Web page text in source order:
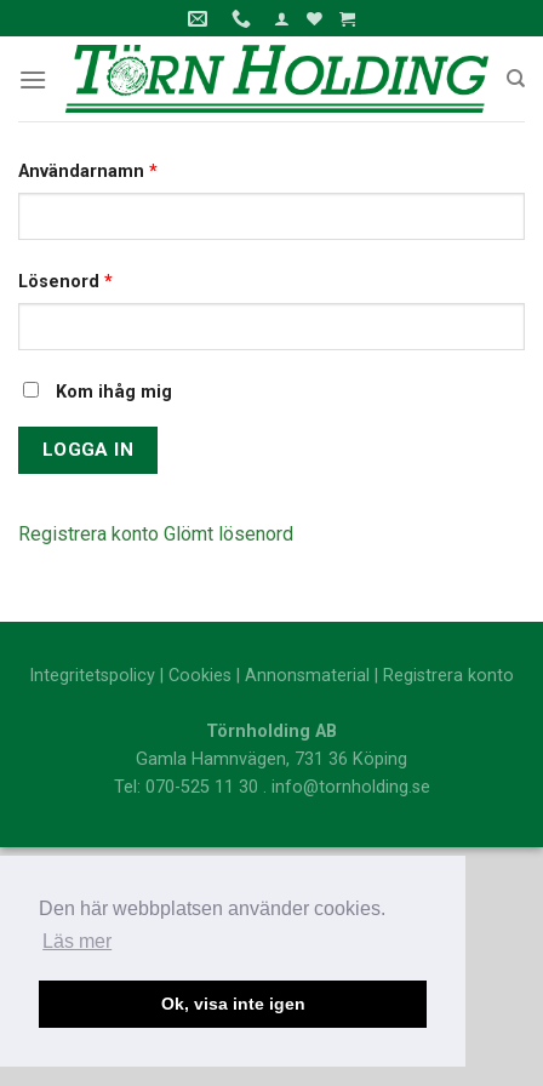
Den här webbplatsen använder cookies.
Läs mer
Ok, visa inte igen
to
content
Användarnamn *
Lösenord *
Kom ihåg mig
Registrera konto Glömt lösenord
Integritetspolicy Cookies Annonsmaterial Registrera konto
Törnholding AB
Gamla Hamnvägen, 731 36 Köping
Tel: 070-525 11 30 . info@tornholding.se